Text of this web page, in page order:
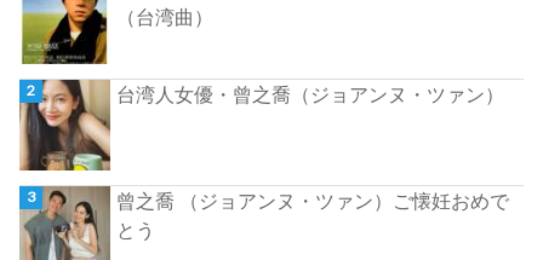
（台湾曲）
台湾人女優・曾之喬（ジョアンヌ・ツァン）
曾之喬 （ジョアンヌ・ツァン）ご懐妊おめで
とう